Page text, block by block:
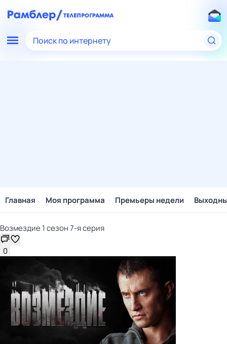
Поиск по интернету
Главная Моя программа Премьеры недели
Возмездие 1 сезон 7-я серия
0